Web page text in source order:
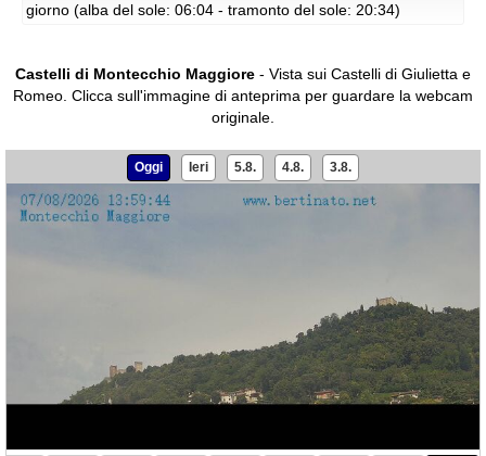
giorno (alba del sole: 06:04 - tramonto del sole: 20:34)
Castelli di Montecchio Maggiore - Vista sui Castelli di Giulietta e
Romeo. Clicca sull'immagine di anteprima per guardare la webcam
originale.
Oggi Ieri 5.8. 4.8. 3.8.